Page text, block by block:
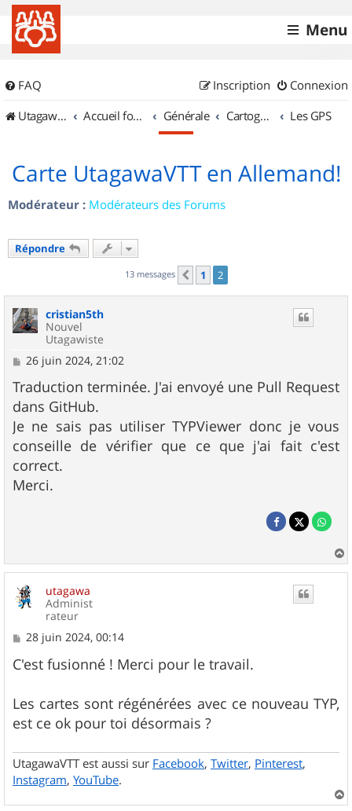
Menu
FAQ Connexion
Inscription
UtagawaVTT (Randos VTT et VTTAE avec traces GPS)
Accueil forum Générale Cartographie et GPS Les GPS
Carte UtagawaVTT en Allemand!
Modérateur : Modérateurs des Forums
Répondre
13 messages Précédent
1 2
cristian5th
Nouvel
Utagawiste
M
s
s
a
g
e
26 juin 2024, 21:02
Traduction terminée. J'ai envoyé une Pull Request
dans GitHub.
Je ne sais pas utiliser TYPViewer donc je vous
conseille de vérifier que ce que j'ai fait c'est
correct.
Merci.
a
utagawa
Administ
rateur
M
s
s
g
e
28 juin 2024, 00:14
C'est fusionné ! Merci pour le travail.
Les cartes sont régénérées avec ce nouveau TYP,
est ce ok pour toi désormais ?
UtagawaVTT est aussi sur Facebook, Twitter, Pinterest,
Instagram, YouTube.
a